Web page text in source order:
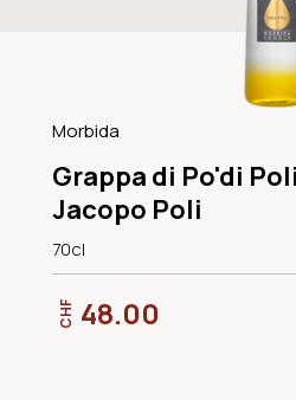
Morbida
Grappa di Po'di
Jacopo Poli
70cl
CHF 48.00